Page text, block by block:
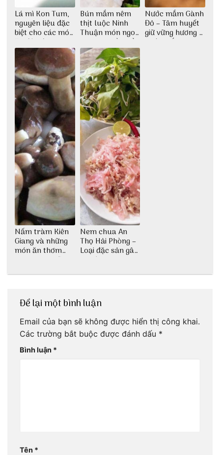
Lá mì Kon Tum,
nguyên liệu đặc
biệt cho các món
ăn độc đáo
Bún mắm nêm
thịt luộc Ninh
Thuận món ngon
dân dã miền biển
Nước mắm Gành
Đỏ – Tâm huyết
giữ vững hương vị
nước mắm sau
Nấm tràm Kiên
Giang và những
món ăn thơm
ngon khó cưỡng
Nem chua An
Thọ Hải Phòng –
Loại đặc sản gây
nghiện
Để lại một bình luận
Email của bạn sẽ không được hiển thị công khai.
Các trường bắt buộc được đánh dấu *
Bình luận *
Tên *